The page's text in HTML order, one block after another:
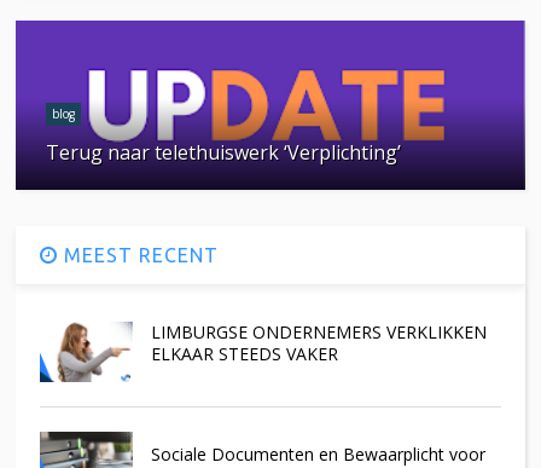
blog
Terug naar telethuiswerk ‘Verplichting’
MEEST RECENT
LIMBURGSE ONDERNEMERS VERKLIKKEN
ELKAAR STEEDS VAKER
Sociale Documenten en Bewaarplicht voor